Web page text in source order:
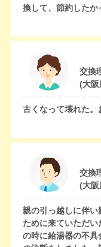
換して、節約したか
交換
(大阪
古くなって壊れた。
交換
(大阪
親の引っ越しに伴い
ために来ていただ
の時に給湯器の不